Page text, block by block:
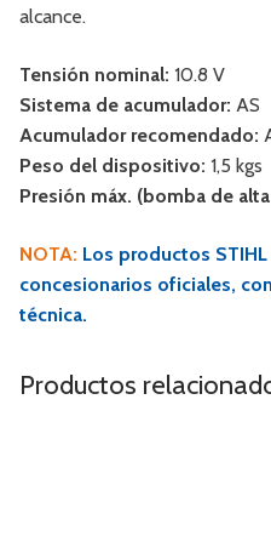
alcance.
Tensión nominal: 10.8 V
Sistema de acumulador: AS
Acumulador recomendado:
Peso del dispositivo: 1,5 kgs
Presión máx. (bomba de
NOTA: Los productos
concesionarios oficiales,
técnica.
Productos